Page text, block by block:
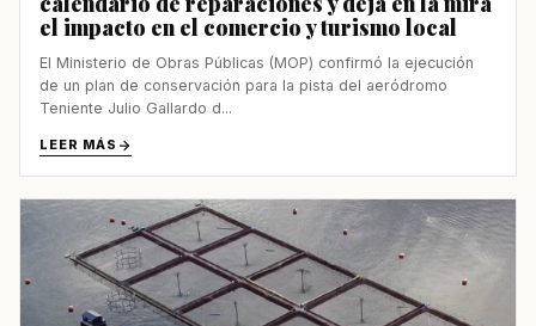
el impacto en el comercio y turismo local
El Ministerio de Obras Públicas (MOP) confirmó la ejecución
de un plan de conservación para la pista del aeródromo
Teniente Julio Gallardo d...
LEER MÁS